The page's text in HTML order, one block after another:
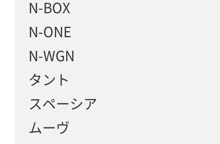
N-BOX
N-ONE
N-WGN
タント
スペーシア
ムーヴ